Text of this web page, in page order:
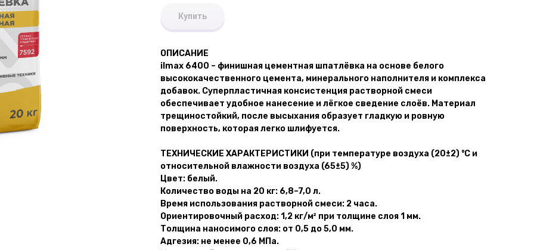
Купить
ОПИСАНИЕ
ilmax 6400 – финишная цементная шпатлёвка на основе белого
высококачественного цемента, минерального наполнителя и комплекса
добавок. Суперпластичная консистенция растворной смеси
обеспечивает удобное нанесение и лёгкое сведение слоёв. Материал
трещиностойкий, после высыхания образует гладкую и ровную
поверхность, которая легко шлифуется.
ТЕХНИЧЕСКИЕ ХАРАКТЕРИСТИКИ (при температуре воздуха (20±2) °С и
относительной влажности воздуха (65±5) %)
Цвет: белый.
Количество воды на 20 кг: 6,8–7,0 л.
Время использования растворной смеси: 2 часа.
Ориентировочный расход: 1,2 кг/м² при толщине слоя 1 мм.
Толщина наносимого слоя: от 0,5 до 5,0 мм.
Адгезия: не менее 0,6 МПа.